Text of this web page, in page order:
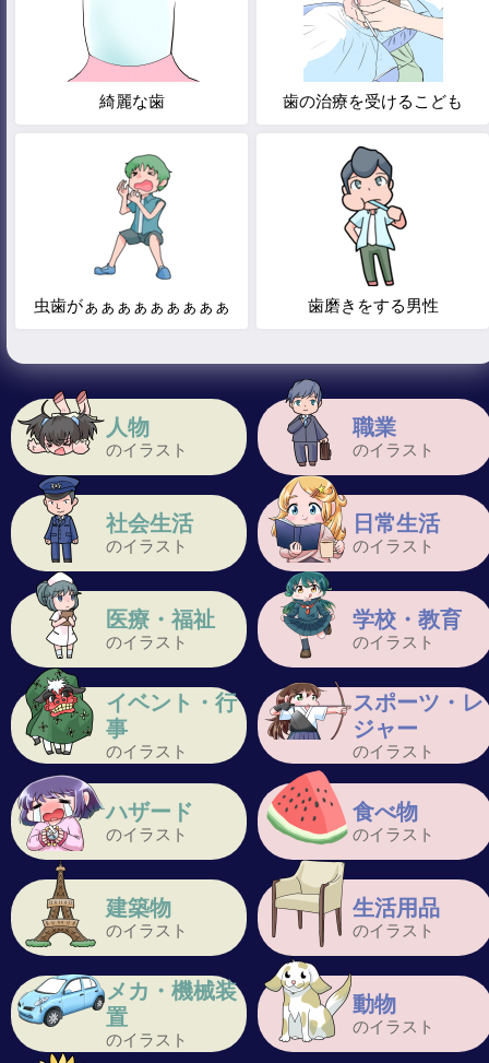
人物
のイラスト
職業
のイラスト
社会生活
のイラスト
日常生活
のイラスト
医療・福祉
のイラスト
学校・教育
のイラスト
イベント・行
事
のイラスト
スポーツ・レ
ジャー
のイラスト
ハザード
のイラスト
食べ物
のイラスト
建築物
のイラスト
生活用品
のイラスト
メカ・機械装
置
のイラスト
動物
のイラスト
綺麗な歯 歯の治療を受けるこども
虫歯がぁぁぁぁぁぁぁぁぁ 歯磨きをする男性